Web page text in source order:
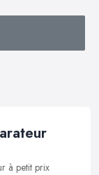
à petit prix